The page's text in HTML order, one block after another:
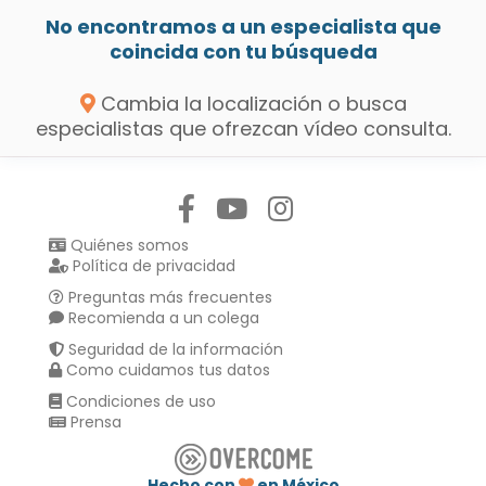
No encontramos a un especialista que
coincida con tu búsqueda
Cambia la localización o busca
especialistas que ofrezcan vídeo consulta.
Quiénes somos
Política de privacidad
Preguntas más frecuentes
Recomienda a un colega
Seguridad de la información
Como cuidamos tus datos
Condiciones de uso
Prensa